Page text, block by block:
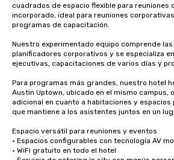
cuadrados de espacio flexible para reuniones
incorporado, ideal para reuniones
programas de capacitación.
Nuestro experimentado equipo comprende
planificadores corporativos y se especializa
ejecutivas, capacitaciones de varios días y
Para programas más grandes, nuestro hotel
Austin Uptown, ubicado en el mismo campus,
adicional en cuanto a habitaciones y espacios
que mantiene a los asistentes juntos en un
Espacio versátil para reuniones y eventos
• Espacios configurables con tecnología AV
• WiFi gratuito en todo el hotel